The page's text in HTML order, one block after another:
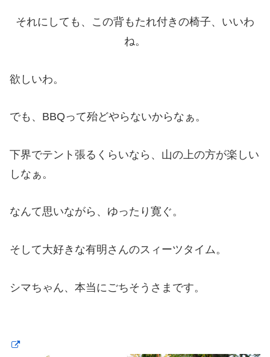
それにしても、この背もたれ付きの椅子、いいわ
ね。
欲しいわ。
でも、BBQって殆どやらないからなぁ。
下界でテント張るくらいなら、山の上の方が楽しい
しなぁ。
なんて思いながら、ゆったり寛ぐ。
そして大好きな有明さんのスィーツタイム。
シマちゃん、本当にごちそうさまです。